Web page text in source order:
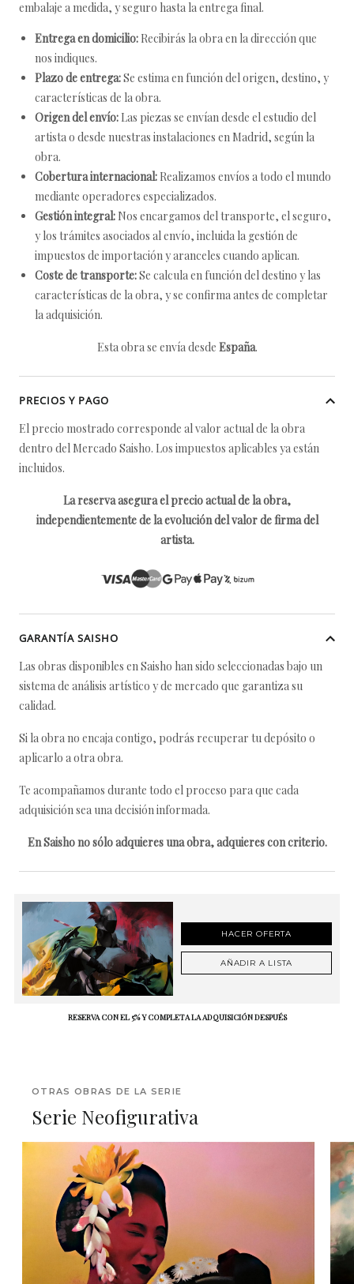
embalaje a medida, y seguro hasta la entrega final.
Entrega en domicilio: Recibirás la obra en la dirección que
nos indiques.
Plazo de entrega:Se estima en función del origen, destino, y
características de la obra.
Origen del envío: Las piezas se envían desde el estudio del
artista o desde nuestras instalaciones en Madrid, según la
obra.
Cobertura internacional: Realizamos envíos a todo el mundo
mediante operadores especializados.
Gestión integral: Nos encargamos del transporte, el seguro,
y los trámites asociados al envío, incluida la gestión de
impuestos de importación y aranceles cuando aplican.
Coste de transporte:Se calcula en función del destino y las
características de la obra, y se confirma antes de completar
la adquisición.
Esta obra se envía desde España.
PRECIOS Y PAGO
El precio mostrado corresponde al valor actual de la obra
dentro del Mercado Saisho. Los impuestos aplicables ya están
incluidos.
La reserva asegura el precio actual de la obra,
independientemente de la evolución del valor de firma del
artista.
GARANTÍA SAISHO
Las obras disponibles en Saisho han sido seleccionadas bajo un
sistema de análisis artístico y de mercado que garantiza su
calidad.
Si la obra no encaja contigo, podrás recuperar tu depósito o
aplicarlo a otra obra.
Te acompañamos durante todo el proceso para que cada
adquisición sea una decisión informada.
En Saisho no sólo adquieres una obra, adquieres con criterio.
HACER OFERTA
AÑADIR A LISTA
RESERVA CON EL 5% Y COMPLETA LA ADQUISICIÓN DESPUÉS
OTRAS OBRAS DE LA SERIE
Serie Neofigurativa